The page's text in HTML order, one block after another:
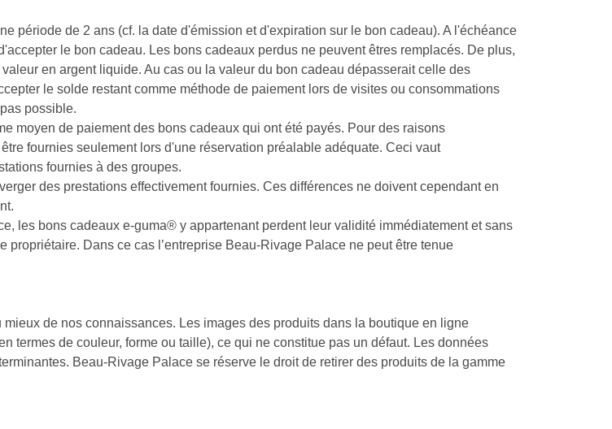
période de 2 ans (cf. la date d'émission et d'expiration sur le bon cadeau). A l'échéance
le bon cadeau. Les bons cadeaux perdus ne peuvent êtres remplacés. De plus,
en argent liquide. Au cas ou la valeur du bon cadeau dépasserait celle des
le solde restant comme méthode de paiement lors de visites ou consommations
possible.
moyen de paiement des bons cadeaux qui ont été payés. Pour des raisons
fournies seulement lors d'une réservation préalable adéquate. Ceci vaut
fournies à des groupes.
des prestations effectivement fournies. Ces différences ne doivent cependant en
les bons cadeaux e-guma® y appartenant perdent leur validité immédiatement et sans
Dans ce cas l’entreprise Beau-Rivage Palace ne peut être tenue
de nos connaissances. Les images des produits dans la boutique en ligne
termes de couleur, forme ou taille), ce qui ne constitue pas un défaut. Les données
Beau-Rivage Palace se réserve le droit de retirer des produits de la gamme